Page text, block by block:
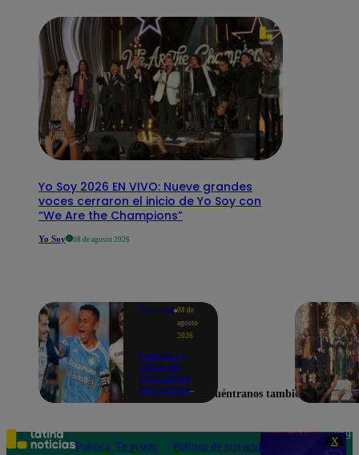
X
Yo Soy 2026 EN VIVO: Nueve grandes
voces cerraron el inicio de Yo Soy con
“We Are the Champions”
Yo Soy 08 de agosto 2026
Deportes 08 de
agosto
2026
Partidos y
tabla de
posiciones
del Torneo
en la fecha 4
Encuéntranos también en
Política Te ayudo
Política de privacidad
Teléfono: 219